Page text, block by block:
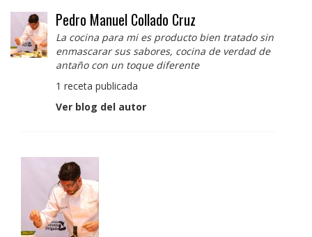
Pedro Manuel Collado Cruz
La cocina para mi es producto bien tratado sin
enmascarar sus sabores, cocina de verdad de
antaño con un toque diferente
1 receta publicada
Ver blog del autor